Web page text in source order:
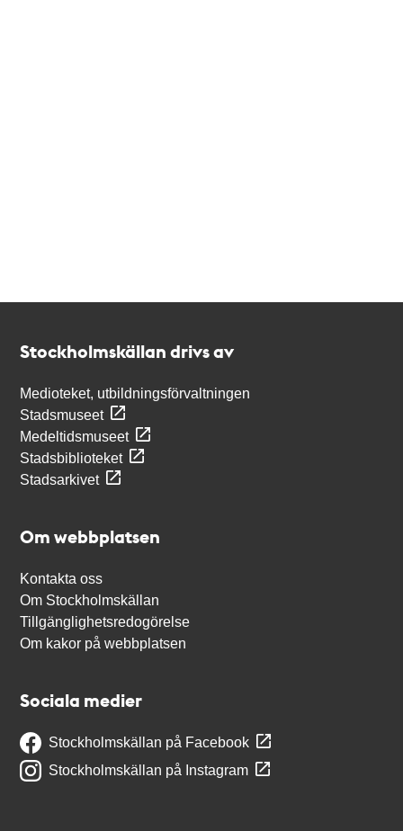
Stockholmskällan drivs av
Medioteket, utbildningsförvaltningen
Stadsmuseet
Medeltidsmuseet
Stadsbiblioteket
Stadsarkivet
Om webbplatsen
Kontakta oss
Om Stockholmskällan
Tillgänglighetsredogörelse
Om kakor på webbplatsen
Sociala medier
Stockholmskällan på Facebook
Stockholmskällan på Instagram